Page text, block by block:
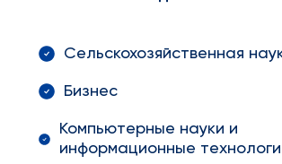
Сельскохозяйственная
Бизнес
Компьютерные науки и
информационные